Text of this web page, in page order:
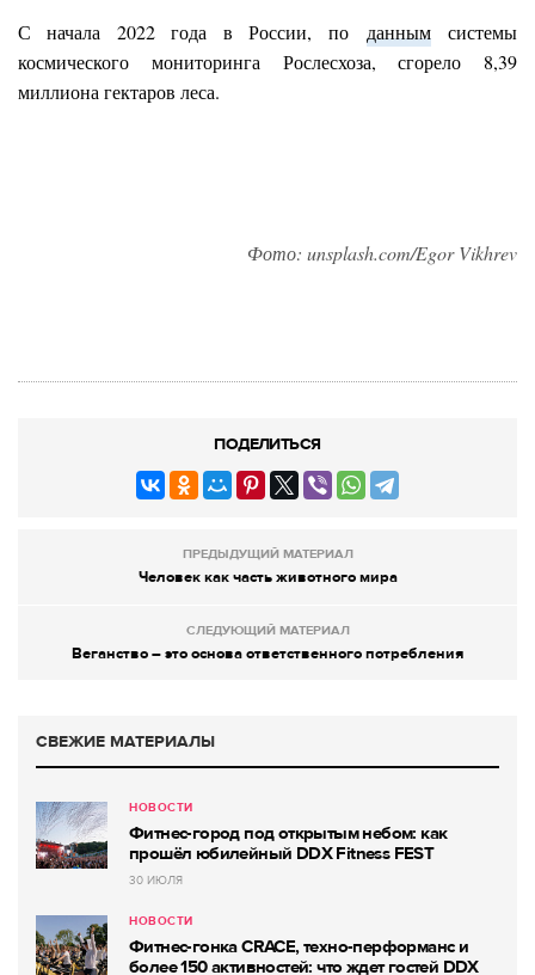
С начала 2022 года в России, по даннымсистемы
космического мониторинга Рослесхоза, сгорело 8,39
миллиона гектаров леса.
Фото: unsplash.com/Egor Vikhrev
ПОДЕЛИТЬСЯ
ПРЕДЫДУЩИЙ МАТЕРИАЛ
Человек как часть животного мира
СЛЕДУЮЩИЙ МАТЕРИАЛ
Веганство – это основа ответственного потребления
СВЕЖИЕ МАТЕРИАЛЫ
НОВОСТИ
Фитнес-город под открытым небом: как
прошёл юбилейный DDX Fitness FEST
30 ИЮЛЯ
НОВОСТИ
Фитнес-гонка CRACE, техно-перформанс и
более 150 активностей: что ждет гостей DDX